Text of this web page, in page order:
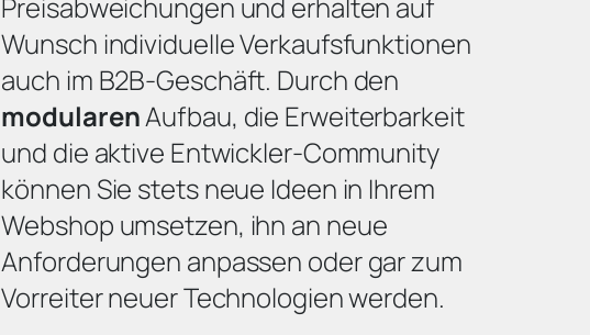
Wunsch individuelle Verkaufsfunktionen
auch im B2B-Geschäft. Durch den
modularenAufbau, die Erweiterbarkeit
und die aktive Entwickler-Community
können Sie stets neue Ideen in Ihrem
Webshop umsetzen, ihn an neue
Anforderungen anpassen oder gar zum
Vorreiter neuer Technologien werden.